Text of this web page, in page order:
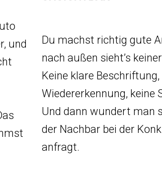
und
Du machst richtig gute
nach außen sieht’s
Keine klare Beschriftung,
Wiedererkennung, keine
Und dann wundert man
der Nachbar bei der
anfragt.